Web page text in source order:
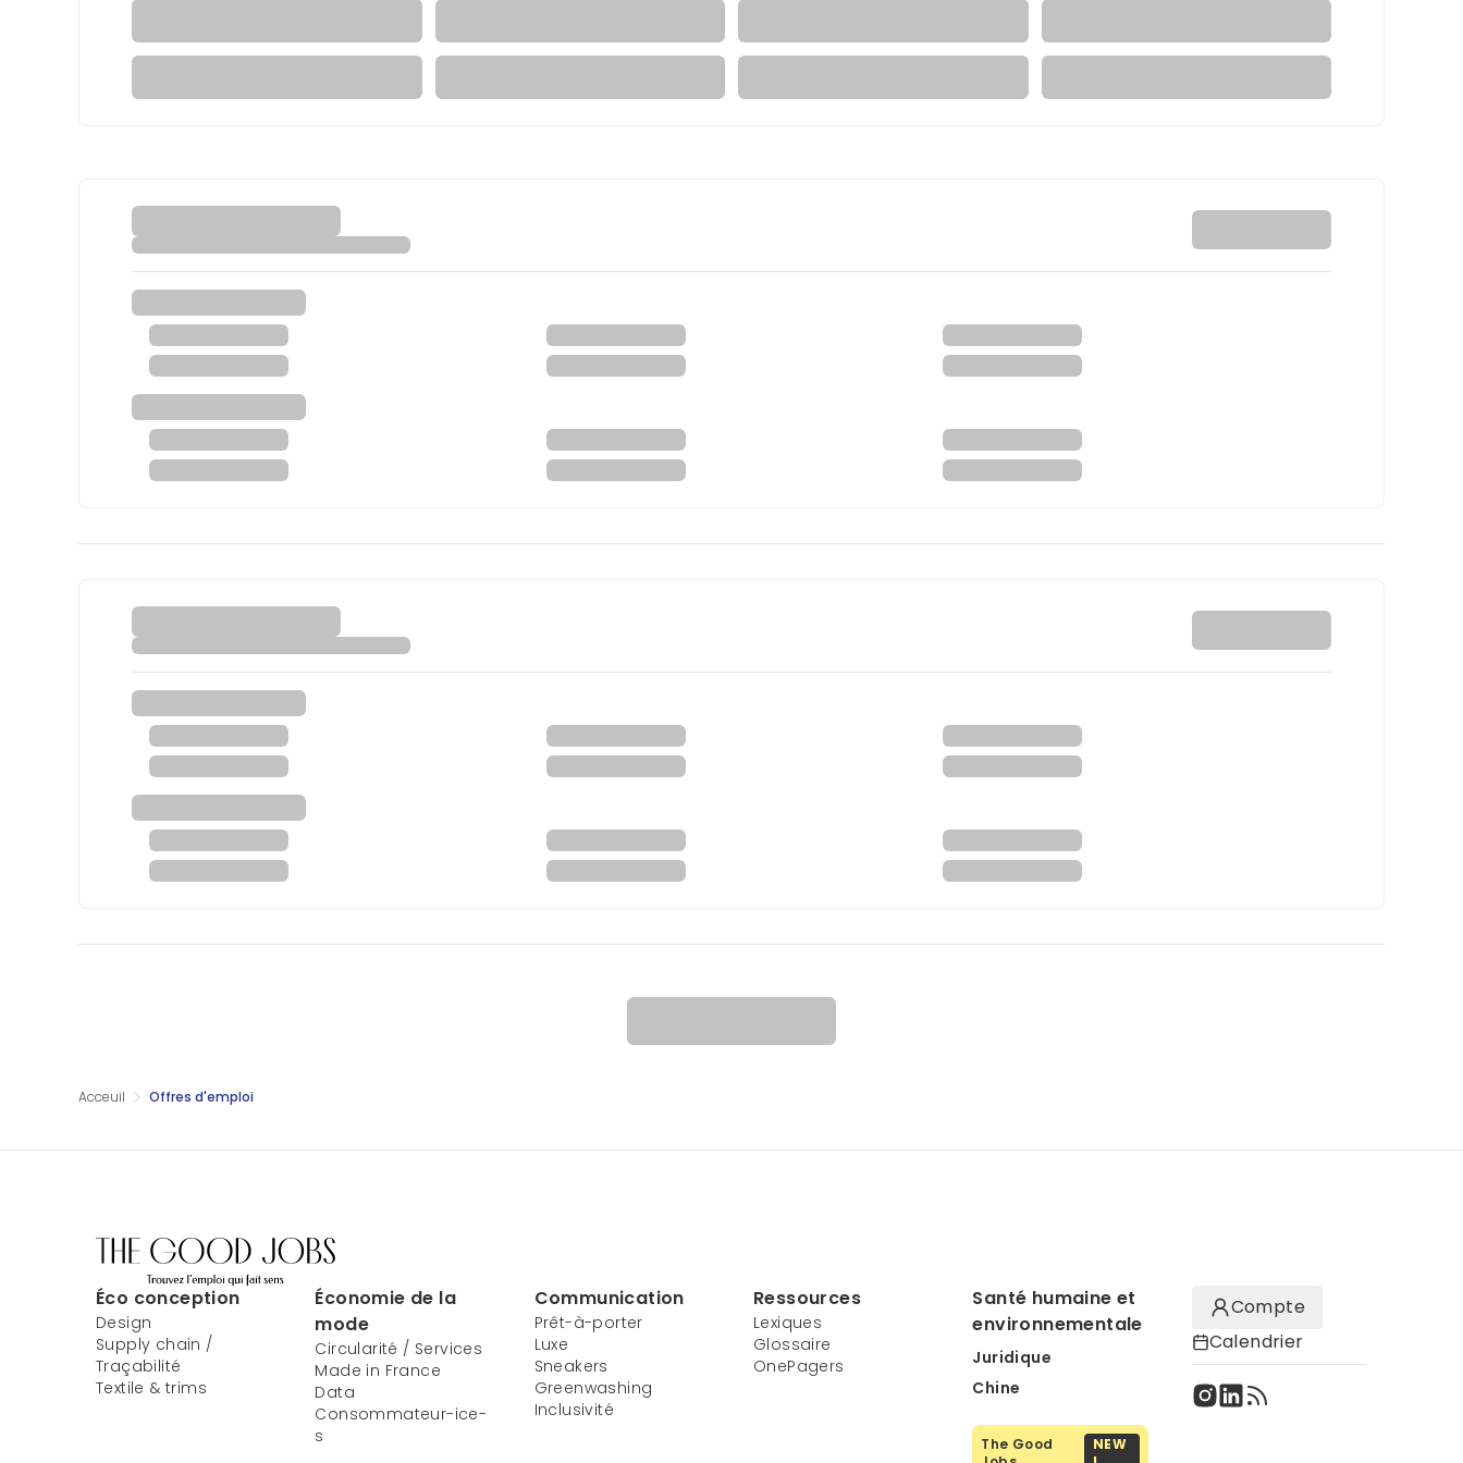
Acceuil Offres d'emploi
Éco conception
Design
Supply chain /
Traçabilité
Textile & trims
Économie de la
mode
Circularité / Services
Made in France
Data
Consommateur-ice-
s
Communication
Prêt-à-porter
Luxe
Sneakers
Greenwashing
Inclusivité
Ressources
Lexiques
Glossaire
OnePagers
Santé humaine et
environnementale
Juridique
Chine
The Good
NEW
Compte
Calendrier